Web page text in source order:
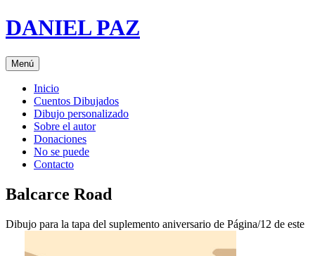
Saltar
al
DANIEL PAZ
Menú
Inicio
Cuentos Dibujados
Dibujo personalizado
Sobre el autor
Donaciones
No se puede
Contacto
Balcarce Road
Dibujo para la tapa del suplemento aniversario de Página/12 de este